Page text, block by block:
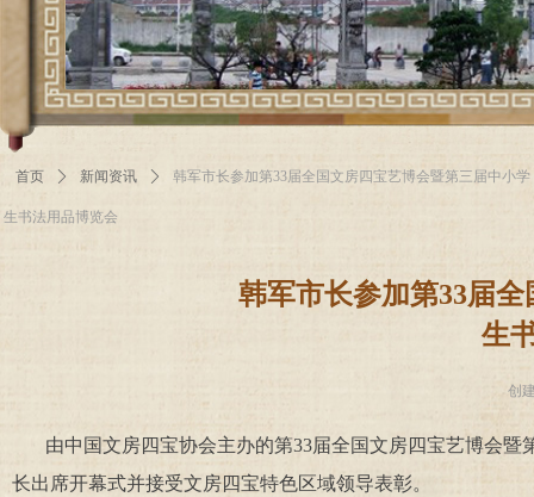
韩军市长参加第33届
生
由中国文房四宝协会主办的第33届全国文房四宝艺博会暨
长出席开幕式并接受文房四宝特色区域领导表彰。
创
首页 ꄲ 新闻资讯 ꄲ 韩军市长参加第33届全国文房四宝艺博会暨第三届中小学
生书法用品博览会